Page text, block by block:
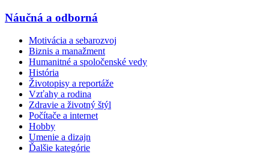
Náučná a odborná
Motivácia a sebarozvoj
Biznis a manažment
Humanitné a spoločenské vedy
História
Životopisy a reportáže
Vzťahy a rodina
Zdravie a životný štýl
Počítače a internet
Hobby
Umenie a dizajn
Ďalšie kategórie